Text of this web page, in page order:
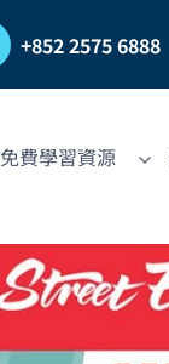
+852 2575 6888
免費學習資源